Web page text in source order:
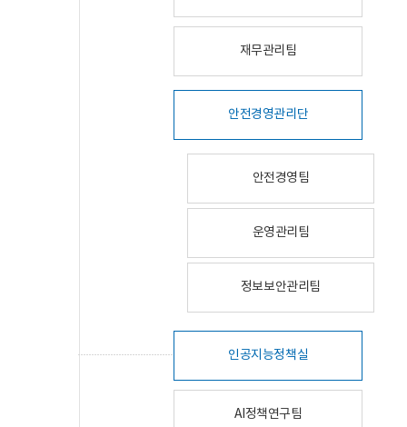
재무관리팀
안전경영관리단
안전경영팀
운영관리팀
정보보안관리팀
인공지능정책실
AI정책연구팀